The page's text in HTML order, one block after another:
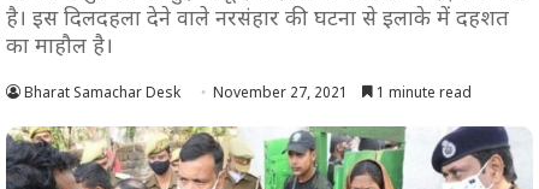
है। इस दिलदहला देने वाले नरसंहार की घटना से इलाके में दहशत
का माहौल है।
Bharat Samachar Desk November 27, 2021 1 minute read